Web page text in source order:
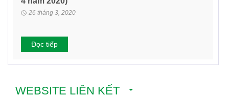
26 tháng 3, 2020
Đọc tiếp
WEBSITE LIÊN KẾT